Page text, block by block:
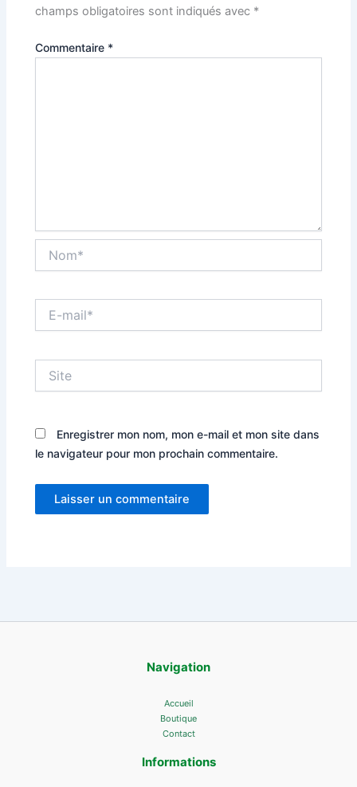
champs obligatoires sont indiqués avec *
Commentaire *
mail*
Enregistrer mon nom, mon e-mail et mon site dans
le navigateur pour mon prochain commentaire.
Navigation
Accueil
Boutique
Contact
Informations